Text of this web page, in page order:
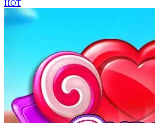
HOT